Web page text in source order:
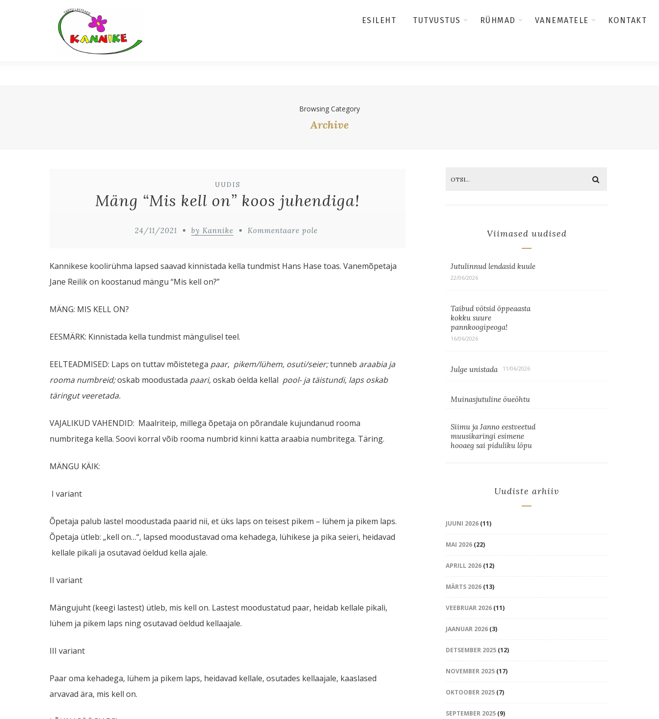
ESILEHT TUTVUSTUS RÜHMAD VANEMATELE KONTAKT
Browsing Category
Archive
UUDIS
Mäng “Mis kell on” koos juhendiga!
24/11/2021 by Kannike Kommentaare pole
Kannikese koolirühma lapsed saavad kinnistada kella tundmist Hans Hase toas. Vanemõpetaja
Jane Reilik on koostanud mängu “Mis kell on?”
MÄNG: MIS KELL ON?
EESMÄRK: Kinnistada kella tundmist mängulisel teel.
EELTEADMISED: Laps on tuttav mõistetega paar, pikem/lühem, osuti/seier;tunneb araabia ja
rooma numbreid;oskab moodustada paari,oskab öelda kellal pool- ja täistundi, laps oskab
täringut veeretada.
VAJALIKUD VAHENDID: Maalriteip, millega õpetaja on põrandale kujundanud rooma
numbritega kella. Soovi korral võib rooma numbrid kinni katta araabia numbritega. Täring.
MÄNGU KÄIK:
I variant
Õpetaja palub lastel moodustada paarid nii, et üks laps on teisest pikem – lühem ja pikem laps.
Õpetaja ütleb: „kell on…“, lapsed moodustavad oma kehadega, lühikese ja pika seieri, heidavad
kellale pikali ja osutavad öeldud kella ajale.
II variant
Mängujuht (keegi lastest) ütleb, mis kell on. Lastest moodustatud paar, heidab kellale pikali,
lühem ja pikem laps ning osutavad öeldud kellaajale.
III variant
Paar oma kehadega, lühem ja pikem laps, heidavad kellale, osutades kellaajale, kaaslased
arvavad ära, mis kell on.
Viimased uudised
Jutulinnud lendasid kuule
22/06/2026
Taibud võtsid õppeaasta
kokku suure
pannkoogipeoga!
16/06/2026
Julge unistada 11/06/2026
Muinasjutuline õueõhtu
Siimu ja Janno eestveetud
muusikaringi esimene
hooaeg sai piduliku lõpu
Uudiste arhiiv
JUUNI 2026(11)
MAI 2026(22)
APRILL 2026(12)
MÄRTS 2026(13)
VEEBRUAR 2026(11)
JAANUAR 2026(3)
DETSEMBER 2025(12)
NOVEMBER 2025(17)
OKTOOBER 2025(7)
SEPTEMBER 2025(9)